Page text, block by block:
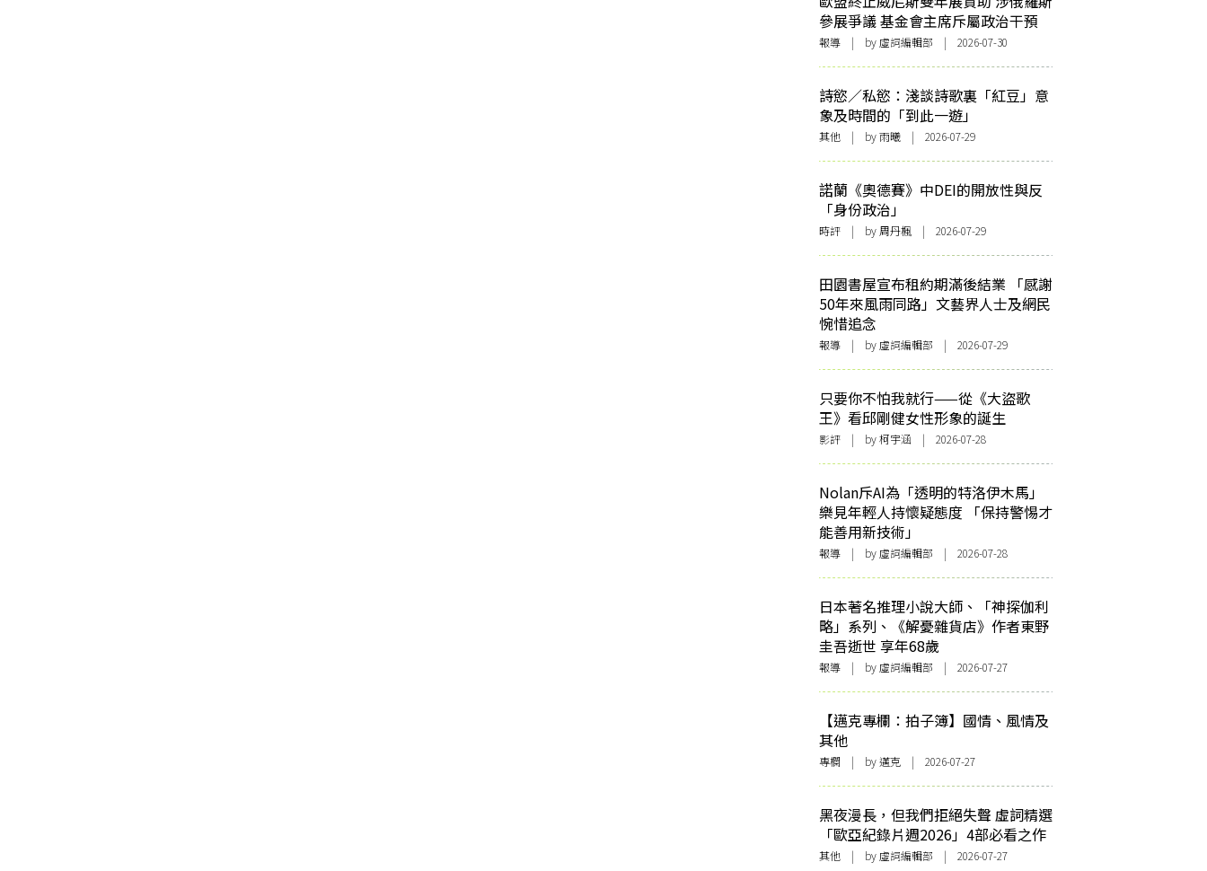
參展爭議 基金會主席斥屬政治干預
報導 | by 虛詞編輯部 | 2026-07-30
詩慾／私慾：淺談詩歌裏「紅豆」意
象及時間的「到此一遊」
其他 | by 雨曦 | 2026-07-29
諾蘭《奧德賽》中DEI的開放性與反
「身份政治」
時評 | by 周丹楓 | 2026-07-29
田園書屋宣布租約期滿後結業 「感謝
50年來風雨同路」文藝界人士及網民
惋惜追念
報導 | by 虛詞編輯部 | 2026-07-29
只要你不怕我就行——從《大盜歌
王》看邱剛健女性形象的誕生
影評 | by 柯宇涵 | 2026-07-28
Nolan斥AI為「透明的特洛伊木馬」
樂見年輕人持懷疑態度 「保持警惕才
能善用新技術」
報導 | by 虛詞編輯部 | 2026-07-28
日本著名推理小說大師、「神探伽利
略」系列、《解憂雜貨店》作者東野
圭吾逝世 享年68歲
報導 | by 虛詞編輯部 | 2026-07-27
【邁克專欄：拍子簿】國情、風情及
其他
專欄 | by邁克 | 2026-07-27
黑夜漫長，但我們拒絕失聲 虛詞精選
「歐亞紀錄片週2026」4部必看之作
其他 | by 虛詞編輯部 | 2026-07-27